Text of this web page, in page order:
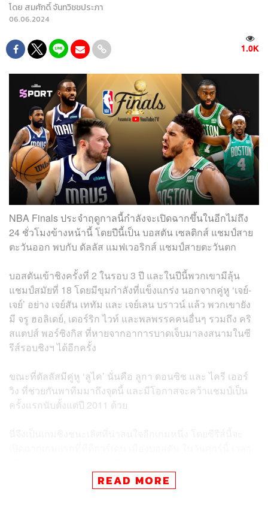
โดย สมศักดิ์ จันทวิชชประภา
06.06.2024
1.0K
NBA Finals ประจำฤดูกาลนี้กำลังจะเปิดฉากขึ้นในอีกไม่ถึง
24 ชั่วโมงข้างหน้านี้ โดยปีนี้เป็น บอสตัน เซลติกส์ แชมป์สาย
ตะวันออก พบกับ ดัลลัส แมฟเวอริกส์ แชมป์สายตะวันตก
บอสตันเข้าชิงครั้งที่ 2 ในรอบ 3 ปี และในปีนี้พวกเขามีลุ้น
แชมป์สมัยที่ 18 โดยมีขุมกำลังที่แข็งแกร่ง นอกจากคู่หู ‘เจย์-
เจย์’ อย่าง เจย์สัน เททัม และ เจย์เลน บราวน์ แล้ว พวกเขายัง
มี จรู ฮอลิเดย์, เดอร์ริก ไวท์ และพลพรรคคนอื่นๆ รวมถึง คริ
สแตปส์ พอร์ซิงกิส ที่หายจากอาการบาดเจ็บมาลงสนามในซี
รีส์รอบชิงฯ ได้อีกครั้ง
ขณะที่ดัลลัสมีคู่หู ‘ลูไค’ นั่นคือ ลูกา ดอนซิช และ ไครี เออร์
วิง ที่ช่วยกันพาทีมมาถึงจุดนี้ และมีโอกาสจะคว้าแชมป์เป็น
ครั้งแรกนับตั้งแต่ปี 2011 ด้วย
READ MORE